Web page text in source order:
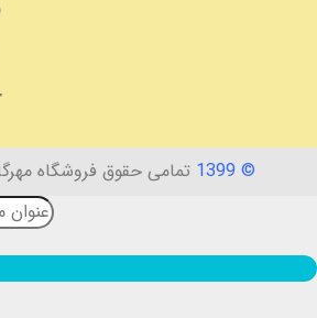
© 1399 تمامی حقوق فروشگاه